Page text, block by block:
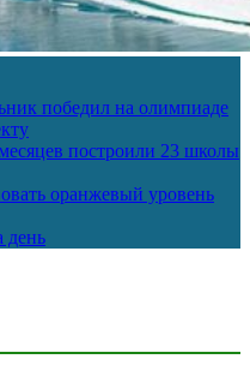
победил на олимпиаде
построили 23 школы
оранжевый уровень
день